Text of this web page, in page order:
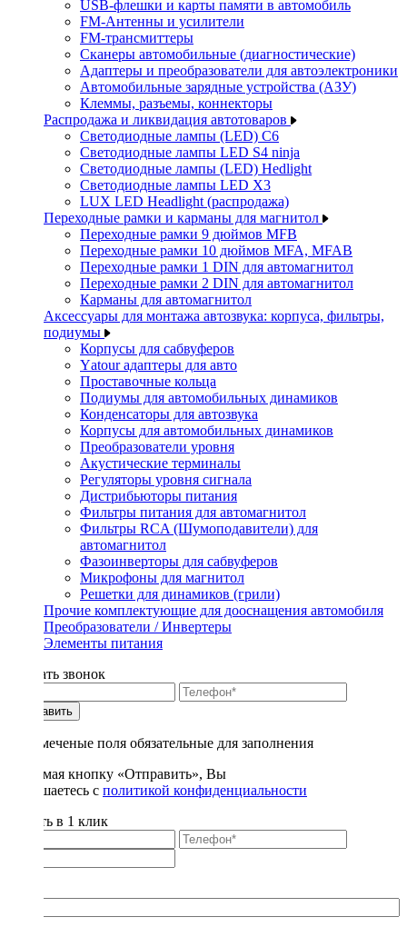
USB-флешки и карты памяти в автомобиль
FM-Антенны и усилители
FM-трансмиттеры
Сканеры автомобильные (диагностические)
Адаптеры и преобразователи для автоэлектроники
Автомобильные зарядные устройства (АЗУ)
Клеммы, разъемы, коннекторы
Распродажа и ликвидация автотоваров
Светодиодные лампы (LED) C6
Светодиодные лампы LED S4 ninja
Светодиодные лампы (LED) Hedlight
Светодиодные лампы LED X3
LUX LED Headlight (распродажа)
Переходные рамки и карманы для магнитол
Переходные рамки 9 дюймов MFB
Переходные рамки 10 дюймов MFA, MFAB
Переходные рамки 1 DIN для автомагнитол
Переходные рамки 2 DIN для автомагнитол
Карманы для автомагнитол
Аксессуары для монтажа автозвука: корпуса, фильтры,
подиумы
Корпусы для сабвуферов
Yаtour адаптеры для авто
Проставочные кольца
Подиумы для автомобильных динамиков
Конденсаторы для автозвука
Корпусы для автомобильных динамиков
Преобразователи уровня
Акустические терминалы
Регуляторы уровня сигнала
Дистрибьюторы питания
Фильтры питания для автомагнитол
Фильтры RCA (Шумоподавители) для
автомагнитол
Фазоинверторы для сабвуферов
Микрофоны для магнитол
Решетки для динамиков (грили)
Прочие комплектующие для дооснащения автомобиля
Преобразователи / Инвертеры
Элементы питания
Заказать звонок
Отправить
* - отмеченые поля обязательные для заполнения
Нажимая кнопку «Отправить», Вы
соглашаетесь с политикой конфиденциальности
Купить в 1 клик